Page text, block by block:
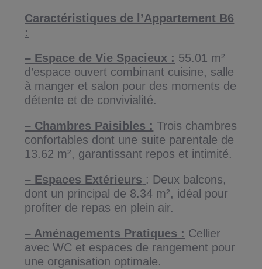
Caractéristiques de l’Appartement B6
:
– Espace de Vie Spacieux : 55.01 m²
d’espace ouvert combinant cuisine, salle
à manger et salon pour des moments de
détente et de convivialité.
– Chambres Paisibles : Trois chambres
confortables dont une suite parentale de
13.62 m², garantissant repos et intimité.
– Espaces Extérieurs : Deux balcons,
dont un principal de 8.34 m², idéal pour
profiter de repas en plein air.
– Aménagements Pratiques : Cellier
avec WC et espaces de rangement pour
une organisation optimale.